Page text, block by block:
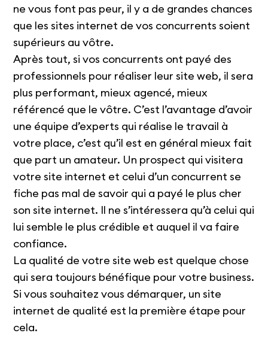
ne vous font pas peur, il y a de grandes chances
que les sites internet de vos concurrents soient
supérieurs au vôtre.
Après tout, si vos concurrents ont payé des
professionnels pour réaliser leur site web, il sera
plus performant, mieux agencé, mieux
référencé que le vôtre. C’est l’avantage d’avoir
une équipe d’experts qui réalise le travail à
votre place, c’est qu’il est en général mieux fait
que part un amateur. Un prospect qui visitera
votre site internet et celui d’un concurrent se
fiche pas mal de savoir qui a payé le plus cher
son site internet. Il ne s’intéressera qu’à celui qui
lui semble le plus crédible et auquel il va faire
confiance.
La qualité de votre site web est quelque chose
qui sera toujours bénéfique pour votre business.
Si vous souhaitez vous démarquer, un site
internet de qualité est la première étape pour
cela.